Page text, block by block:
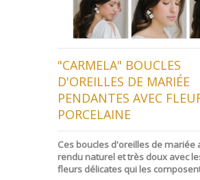
"CARMELA" BOUCLES
D'OREILLES DE MARIÉE
PENDANTES AVEC
PORCELAINE
Ces boucles d'oreilles de mariée
rendu naturel et très doux avec
fleurs délicates qui les